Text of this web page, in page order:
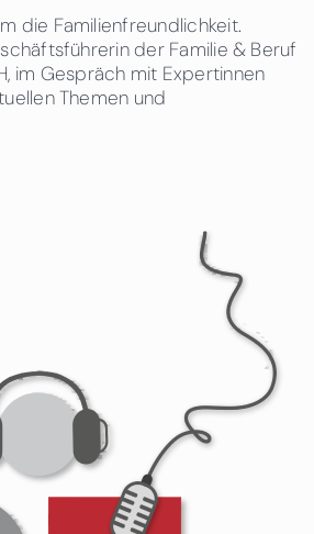
die Familienfreundlichkeit.
der Familie & Beruf
im Gespräch mit Expertinnen
Themen und